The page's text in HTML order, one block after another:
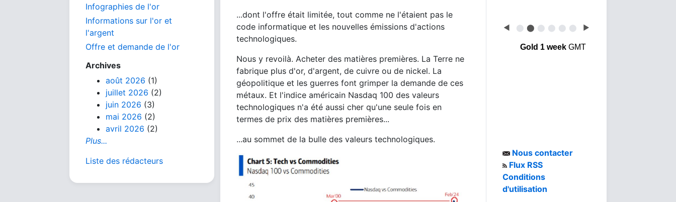
Infographies de l'or
Informations sur l'or et
l'argent
Offre et demande de l'or
Archives
août 2026 (1)
juillet 2026 (2)
juin 2026 (3)
mai 2026 (2)
avril 2026 (2)
Plus...
Liste des rédacteurs
...dont l'offre était limitée, tout comme ne l'étaient pas le
code informatique et les nouvelles émissions d'actions
technologiques.
Nous y revoilà. Acheter des matières premières. La Terre ne
fabrique plus d'or, d'argent, de cuivre ou de nickel. La
géopolitique et les guerres font grimper la demande de ces
métaux. Et l'indice américain Nasdaq 100 des valeurs
technologiques n'a été aussi cher qu'une seule fois en
termes de prix des matières premières...
...au sommet de la bulle des valeurs technologiques.
◀ ⬤ ⬤ ⬤ ⬤ ⬤ ⬤ ▶
Gold 1 weekGMT
Nous contacter
Flux RSS
Conditions
d'utilisation